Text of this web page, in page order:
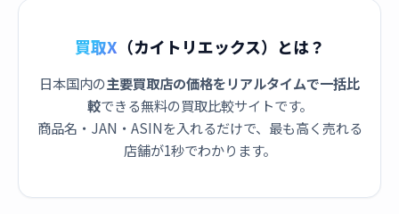
買取X （カイトリエックス）とは？
日本国内の主要買取店の価格をリアルタイムで一括比
較できる無料の買取比較サイトです。
商品名・JAN・ASINを入れるだけで、最も高く売れる
店舗が1秒でわかります。